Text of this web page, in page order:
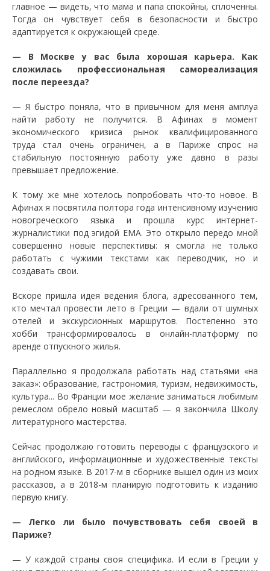
главное — видеть, что мама и папа спокойны, сплоченны.
Тогда он чувствует себя в безопасности и быстро
адаптируется к окружающей среде.
— В Москве у вас была хорошая карьера. Как
сложилась профессиональная самореализация
после переезда?
— Я быстро поняла, что в привычном для меня амплуа
найти работу не получится. В Афинах в момент
экономического кризиса рынок квалифицированного
труда стал очень ограничен, а в Париже спрос на
стабильную постоянную работу уже давно в разы
превышает предложение.
К тому же мне хотелось попробовать что-то новое. В
Афинах я посвятила полтора года интенсивному изучению
новогреческого языка и прошла курс интернет-
журналистики под эгидой ЕMA. Это открыло передо мной
совершенно новые перспективы: я смогла не только
работать с чужими текстами как переводчик, но и
создавать свои.
Вскоре пришла идея ведения блога, адресованного тем,
кто мечтал провести лето в Греции — вдали от шумных
отелей и экскурсионных маршрутов. Постепенно это
хобби трансформировалось в онлайн-платформу по
аренде отпускного жилья.
Параллельно я продолжала работать над статьями «на
заказ»: образование, гастрономия, туризм, недвижимость,
культура... Во Франции мое желание заниматься любимым
ремеслом обрело новый масштаб — я закончила Школу
литературного мастерства.
Сейчас продолжаю готовить переводы с французского и
английского, информационные и художественные тексты
на родном языке. В 2017-м в сборнике вышел один из моих
рассказов, а в 2018-м планирую подготовить к изданию
первую книгу.
— Легко ли было почувствовать себя своей в
Париже?
— У каждой страны своя специфика. И если в Греции у